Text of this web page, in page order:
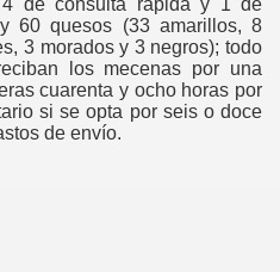
de consulta rápida y 1 de
60 quesos (33 amarillos, 8
3 morados y 3 negros); todo
los mecenas por una
cuarenta y ocho horas por
si se opta por seis o doce
de envío.